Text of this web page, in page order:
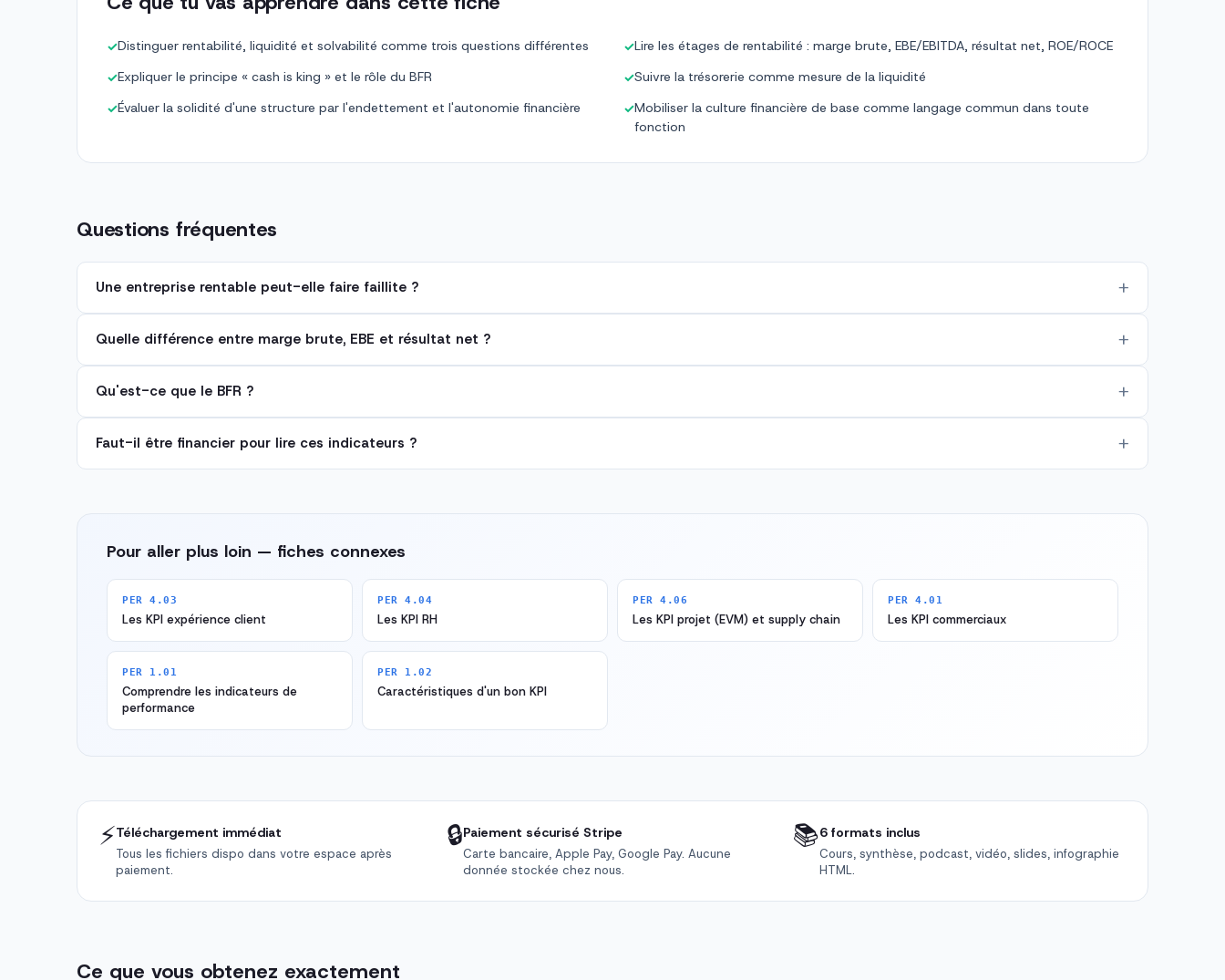
✓Distinguer rentabilité, liquidité et solvabilité comme trois questions différentes ✓Lire les étages de rentabilité : marge brute, EBE/EBITDA, résultat net, ROE/ROCE
✓Expliquer le principe « cash is king » et le rôle du BFR ✓Suivre la trésorerie comme mesure de la liquidité
✓Évaluer la solidité d'une structure par l'endettement et l'autonomie financière ✓Mobiliser la culture financière de base comme langage commun dans toute
fonction
Questions fréquentes
Une entreprise rentable peut-elle faire faillite ?
Quelle différence entre marge brute, EBE et résultat net ?
Qu'est-ce que le BFR ?
Faut-il être financier pour lire ces indicateurs ?
Pour aller plus loin — fiches connexes
PER 4.03
Les KPI expérience client
PER 4.04
Les KPI RH
PER 4.06
Les KPI projet (EVM) et supply chain
PER 4.01
Les KPI commerciaux
PER 1.01
Comprendre les indicateurs de
performance
PER 1.02
Caractéristiques d'un bon KPI
⚡Téléchargement immédiat
Tous les fichiers dispo dans votre espace après
paiement.
🔒Paiement sécurisé Stripe
Carte bancaire, Apple Pay, Google Pay. Aucune
donnée stockée chez nous.
📚6 formats inclus
Cours, synthèse, podcast, vidéo, slides, infographie
HTML.
Ce que vous obtenez exactement